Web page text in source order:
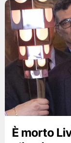
È morto